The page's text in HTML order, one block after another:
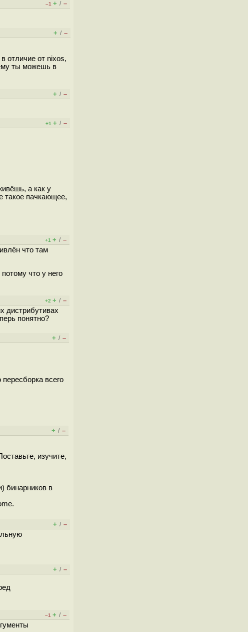
–1 + / –
+ / –
отличие от nixos,
ты можешь в
+ / –
+1 + / –
а как у
такое пачкающее,
+1 + / –
что там
что у него
+2 + / –
дистрибутивах
понятно?
+ / –
всего
+ / –
изучите,
бинарников в
+ / –
+ / –
–1 + / –